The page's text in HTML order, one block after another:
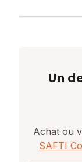
Un
Achat ou
SAFTI